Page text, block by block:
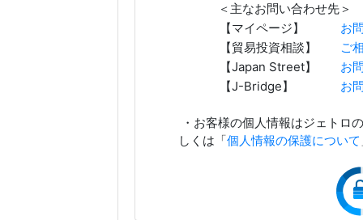
＜主なお問い合わせ先＞
【マイページ】
お
【貿易投資相談】
ご
【Japan Street】
お
【J-Bridge】
お
・お客様の個人情報はジェトロ
しくは「個人情報の保護について